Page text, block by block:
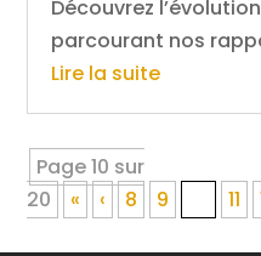
Découvrez
parcourant nos
Lire la suite
Page 10 sur
20
« ‹ 8 9 11